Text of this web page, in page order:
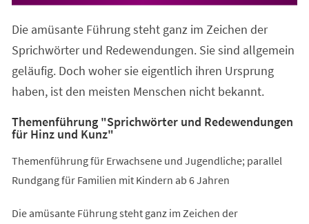
Die amüsante Führung steht ganz im Zeichen der
Sprichwörter und Redewendungen. Sie sind allgemein
geläufig. Doch woher sie eigentlich ihren Ursprung
haben, ist den meisten Menschen nicht bekannt.
Themenführung "Sprichwörter und Redewendungen
für Hinz und Kunz"
Themenführung für Erwachsene und Jugendliche; parallel
Rundgang für Familien mit Kindern ab 6 Jahren
Die amüsante Führung steht ganz im Zeichen der